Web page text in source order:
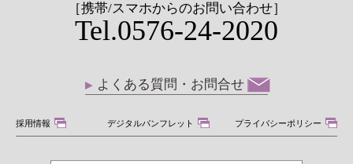
［携帯/スマホからのお問い合わせ］
Tel.0576-24-2020
よくある質問・お問合せ
採用情報 デジタルパンフレット プライバシーポリシー